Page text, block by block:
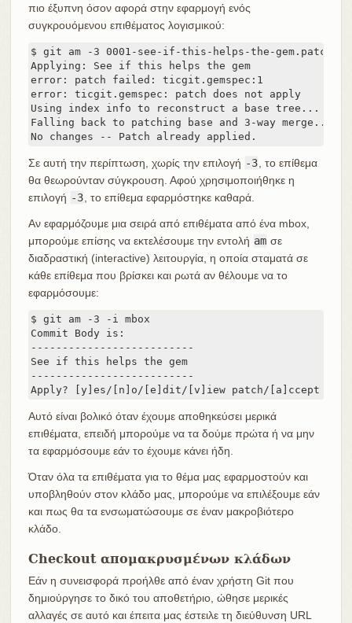
πιο έξυπνη όσον αφορά στην εφαρμογή ενός
συγκρουόμενου επιθέματος λογισμικού:
$ git am -3 0001-see-if-this-helps-the-gem.patch
Applying: See if this helps the gem
error: patch failed: ticgit.gemspec:1
error: ticgit.gemspec: patch does not apply
Using index info to reconstruct a base tree...
Falling back to patching base and 3-way merge...
No changes -- Patch already applied.
Σε αυτή την περίπτωση, χωρίς την επιλογή -3 , το επίθεμα
θα θεωρούνταν σύγκρουση. Αφού χρησιμοποιήθηκε η
επιλογή -3 , το επίθεμα εφαρμόστηκε καθαρά.
Αν εφαρμόζουμε μια σειρά από επιθέματα από ένα mbox,
μπορούμε επίσης να εκτελέσουμε την εντολή am σε
διαδραστική (interactive) λειτουργία, η οποία σταματά σε
κάθε επίθεμα που βρίσκει και ρωτά αν θέλουμε να το
εφαρμόσουμε:
$ git am -3 -i mbox
Commit Body is:
--------------------------
See if this helps the gem
--------------------------
Apply? [y]es/[n]o/[e]dit/[v]iew patch/[a]ccept all
Αυτό είναι βολικό όταν έχουμε αποθηκεύσει μερικά
επιθέματα, επειδή μπορούμε να τα δούμε πρώτα ή να μην
τα εφαρμόσουμε εάν το έχουμε κάνει ήδη.
Όταν όλα τα επιθέματα για το θέμα μας εφαρμοστούν και
υποβληθούν στον κλάδο μας, μπορούμε να επιλέξουμε εάν
και πως θα τα ενσωματώσουμε σε έναν μακροβιότερο
κλάδο.
Checkοut απομακρυσμένων κλάδων
Εάν η συνεισφορά προήλθε από έναν χρήστη Git που
δημιούργησε το δικό του αποθετήριο, ώθησε μερικές
αλλαγές σε αυτό και έπειτα μας έστειλε τη διεύθυνση URL